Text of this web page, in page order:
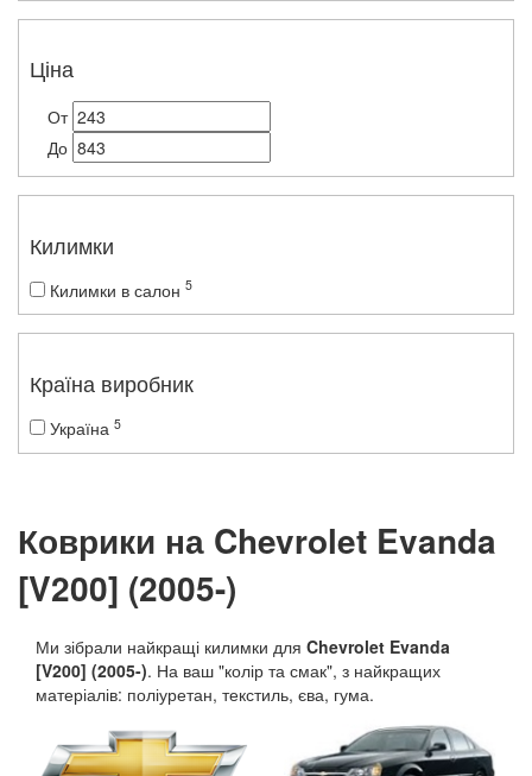
Ціна
От
До
Килимки
Килимки в салон 5
Країна виробник
Україна 5
Коврики на Chevrolet Evanda
[V200] (2005-)
Ми зібрали найкращі килимки для Chevrolet Evanda
[V200] (2005-). На ваш "колір та смак", з найкращих
матеріалів: поліуретан, текстиль, єва, гума.